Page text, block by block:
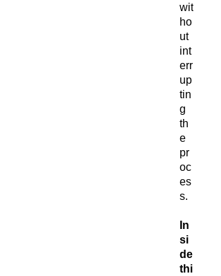
wit
ho
ut
int
err
up
tin
g
th
e
pr
oc
es
s.
In
si
de
thi